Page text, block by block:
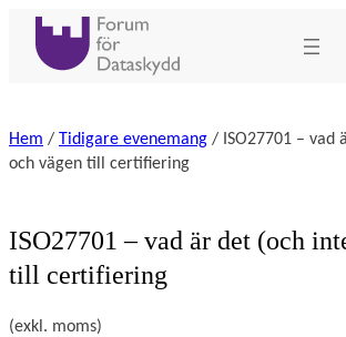
Hoppa
innehåll
Hem / Tidigare evenemang / ISO27701 – vad
och vägen till certifiering
ISO27701 – vad är det (och
till certifiering
(exkl. moms)